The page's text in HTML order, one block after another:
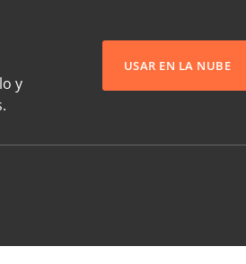
y
USAR EN LA NUBE